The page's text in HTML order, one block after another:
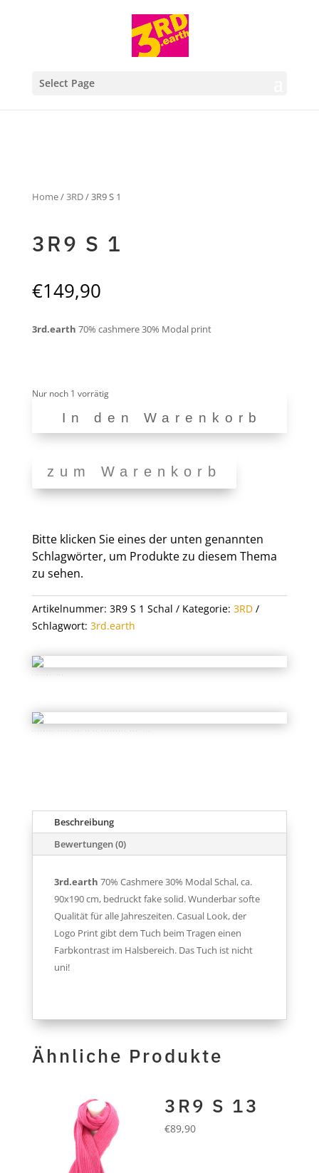
Select Page
Home/3RD/ 3R9 S 1
3R9 S 1
€149,90
3rd.earth 70% cashmere 30% Modal print
Nur noch 1 vorrätig
Menge
In den Warenkorb
zum Warenkorb
Bitte klicken Sie eines der unten genannten
Schlagwörter, um Produkte zu diesem Thema
zu sehen.
Artikelnummer: 3R9 S 1 Schal Kategorie: 3RD
Schlagwort: 3rd.earth
Beschreibung
Bewertungen (0)
3rd.earth 70% Cashmere 30% Modal Schal, ca.
90x190 cm, bedruckt fake solid. Wunderbar softe
Qualität für alle Jahreszeiten. Casual Look, der
Logo Print gibt dem Tuch beim Tragen einen
Farbkontrast im Halsbereich. Das Tuch ist nicht
uni!
Ähnliche Produkte
3R9 S 13
€89,90